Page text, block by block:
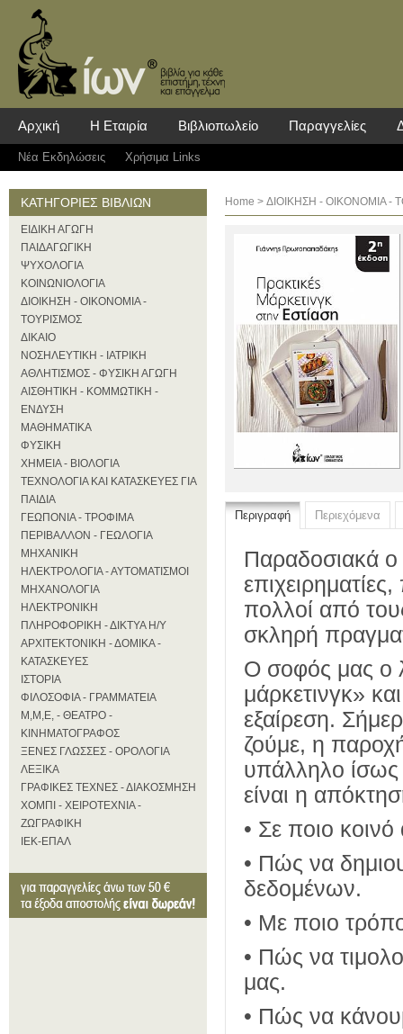
Αρχική Η Εταιρία Βιβλιοπωλείο Παραγγελίες
Νέα Eκδηλώσεις Χρήσιμα Links
ΚΑΤΗΓΟΡΙΕΣ ΒΙΒΛΙΩΝ
ΕΙΔΙΚΗ ΑΓΩΓΗ
ΠΑΙΔΑΓΩΓΙΚΗ
ΨΥΧΟΛΟΓΙΑ
ΚΟΙΝΩΝΙΟΛΟΓΙΑ
ΔΙΟΙΚΗΣΗ - ΟΙΚΟΝΟΜΙΑ -
ΤΟΥΡΙΣΜΟΣ
ΔΙΚΑΙΟ
ΝΟΣΗΛΕΥΤΙΚΗ - ΙΑΤΡΙΚΗ
ΑΘΛΗΤΙΣΜΟΣ - ΦΥΣΙΚΗ ΑΓΩΓΗ
ΑΙΣΘΗΤΙΚΗ - ΚΟΜΜΩΤΙΚΗ -
ΕΝΔΥΣΗ
ΜΑΘΗΜΑΤΙΚΑ
ΦΥΣΙΚΗ
ΧΗΜΕΙΑ - ΒΙΟΛΟΓΙΑ
ΤΕΧΝΟΛΟΓΙΑ ΚΑΙ ΚΑΤΑΣΚΕΥΕΣ ΓΙΑ
ΠΑΙΔΙΑ
ΓΕΩΠΟΝΙΑ - ΤΡΟΦΙΜΑ
ΠΕΡΙΒΑΛΛΟΝ - ΓΕΩΛΟΓΙΑ
ΜΗΧΑΝΙΚΗ
ΗΛΕΚΤΡΟΛΟΓΙΑ - ΑΥΤΟΜΑΤΙΣΜΟΙ
ΜΗΧΑΝΟΛΟΓΙΑ
ΗΛΕΚΤΡΟΝΙΚΗ
ΠΛΗΡΟΦΟΡΙΚΗ - ΔΙΚΤΥΑ Η/Υ
ΑΡΧΙΤΕΚΤΟΝΙΚΗ - ΔΟΜΙΚΑ -
ΚΑΤΑΣΚΕΥΕΣ
ΙΣΤΟΡΙΑ
ΦΙΛΟΣΟΦΙΑ - ΓΡΑΜΜΑΤΕΙΑ
Μ,Μ,Ε, - ΘΕΑΤΡΟ -
ΚΙΝΗΜΑΤΟΓΡΑΦΟΣ
ΞΕΝΕΣ ΓΛΩΣΣΕΣ - ΟΡΟΛΟΓΙΑ
ΛΕΞΙΚΑ
ΓΡΑΦΙΚΕΣ ΤΕΧΝΕΣ - ΔΙΑΚΟΣΜΗΣΗ
ΧΟΜΠΙ - ΧΕΙΡΟΤΕΧΝΙΑ -
ΖΩΓΡΑΦΙΚΗ
ΙΕΚ-ΕΠΑΛ
Home > ΔΙΟΙΚΗΣΗ - ΟΙΚΟΝΟΜΙΑ -
Περιγραφή Περιεχόμενα
Παραδοσιακά ο
πολλοί από
σκληρή
Ο σοφός μας ο
μάρκετινγκ»
εξαίρεση.
ζούμε, η
υπάλληλο ίσως
είναι η
• Σε ποιο κοινό
• Πώς να
δεδομένων.
• Με ποιο
• Πώς να
μας.
• Πώς να